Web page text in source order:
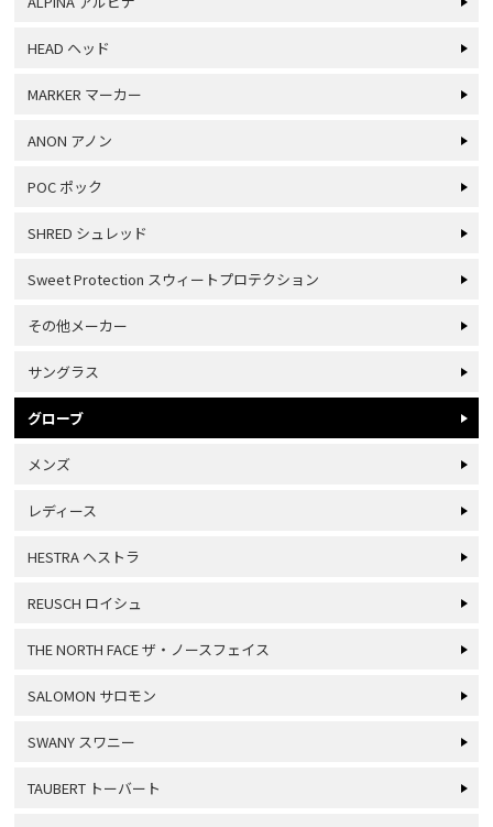
HEAD ヘッド
MARKER マーカー
ANON アノン
POC ポック
SHRED シュレッド
Sweet Protection スウィートプロテクション
その他メーカー
サングラス
グローブ
メンズ
レディース
HESTRA ヘストラ
REUSCH ロイシュ
THE NORTH FACE ザ・ノースフェイス
SALOMON サロモン
SWANY スワニー
TAUBERT トーバート